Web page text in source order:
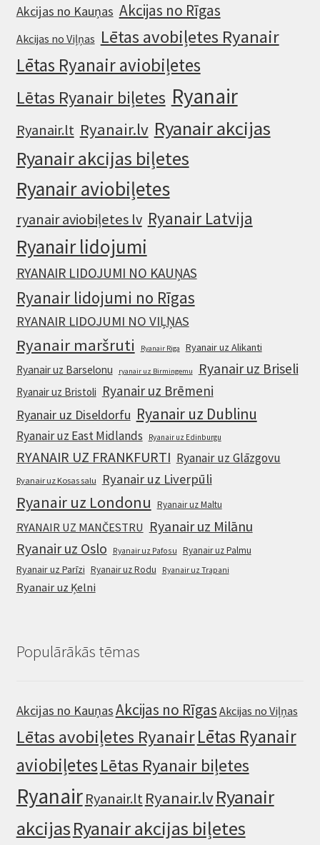
Akcijas no Kauņas Akcijas no Rīgas
Akcijas no Viļņas Lētas avobiļetes Ryanair
Lētas Ryanair aviobiļetes
Lētas Ryanair biļetes Ryanair
Ryanair.lt Ryanair.lv Ryanair akcijas
Ryanair akcijas biļetes
Ryanair aviobiļetes
ryanair aviobiļetes lv Ryanair Latvija
Ryanair lidojumi
RYANAIR LIDOJUMI NO KAUŅAS
Ryanair lidojumi no Rīgas
RYANAIR LIDOJUMI NO VIĻŅAS
Ryanair maršruti Ryanair Riga Ryanair uz Alikanti
Ryanair uz Barselonu ryanair uz Birmingemu Ryanair uz Briseli
Ryanair uz Bristoli Ryanair uz Brēmeni
Ryanair uz Diseldorfu Ryanair uz Dublinu
Ryanair uz East Midlands Ryanair uz Edinburgu
RYANAIR UZ FRANKFURTI Ryanair uz Glāzgovu
Ryanair uz Kosas salu Ryanair uz Liverpūli
Ryanair uz Londonu Ryanair uz Maltu
RYANAIR UZ MANČESTRU Ryanair uz Milānu
Ryanair uz Oslo Ryanair uz Pafosu Ryanair uz Palmu
Ryanair uz Parīzi Ryanair uz Rodu Ryanair uz Trapani
Ryanair uz Ķelni
Populārākās tēmas
Akcijas no KauņasAkcijas no Rīgas Akcijas no Viļņas
Lētas avobiļetes RyanairLētas Ryanair
aviobiļetesLētas Ryanair biļetes
Ryanair Ryanair.lt Ryanair.lvRyanair
akcijasRyanair akcijas biļetes